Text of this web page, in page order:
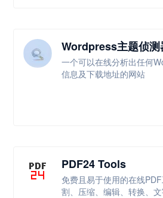
Wordpress主题侦测
一个可以在线分析出任何
信息及下载地址的网站
PDF24 Tools
免费且易于使用的在线
割、压缩、编辑、转换、